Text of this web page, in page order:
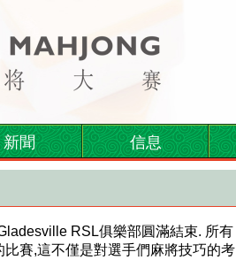
新聞 信息
RSL俱樂部圓滿結束. 所有
賽,這不僅是對選手們麻將技巧的考